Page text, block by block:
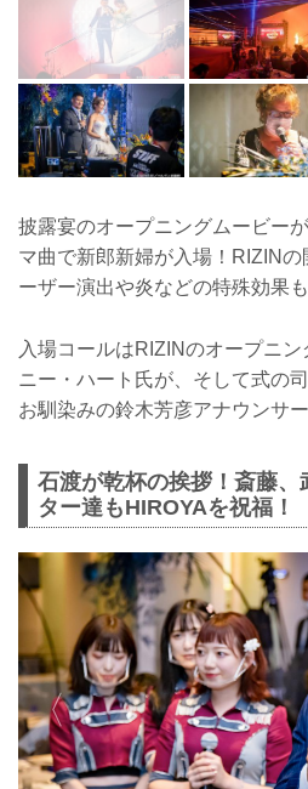
披露宴のオープニングムービー
マ曲で新郎新婦が入場！RIZIN
ーザー演出や炎などの特殊効果も
入場コールはRIZINのオープニ
ニー・ハート氏が、そして式の
お馴染みの鈴木芳彦アナウンサ
石渡が乾杯の挨拶！斎藤、
ター達もHIROYAを祝福！